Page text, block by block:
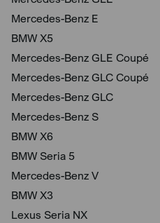
Mercedes-Benz E
BMW X5
Mercedes-Benz GLE Coupé
Mercedes-Benz GLC Coupé
Mercedes-Benz GLC
Mercedes-Benz S
BMW X6
BMW Seria 5
Mercedes-Benz V
BMW X3
Lexus Seria NX